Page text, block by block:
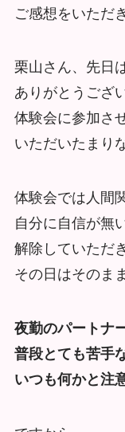
ご感想をいただ
栗山さん、先日
ありがとうござ
体験会に参加さ
いただいたまり
体験会では人間
自分に自信が無
解除していただ
その日はそのま
夜勤のパートナ
普段とても苦手
いつも何かと注